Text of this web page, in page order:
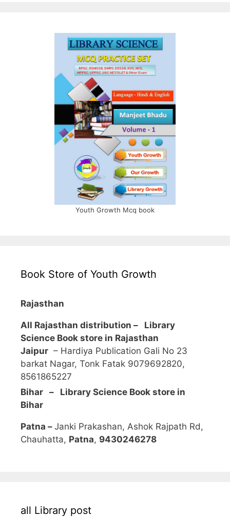
Youth Growth Mcq book
Book Store of Youth Growth
Rajasthan
All Rajasthan distribution – Library
Science Book store in Rajasthan
Jaipur – Hardiya Publication Gali No 23
barkat Nagar, Tonk Fatak 9079692820,
8561865227
Bihar – Library Science Book store in
Bihar
Patna – Janki Prakashan, Ashok Rajpath Rd,
Chauhatta, Patna, 9430246278
all Library post